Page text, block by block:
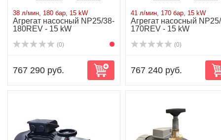
38 л/мин, 180 бар, 15 kW
Агрегат насосный NP25/38-
180REV - 15 kW
(0)
767 290 руб.
41 л/мин, 170 бар, 15 kW
Агрегат насосный
170REV - 15 kW
(0)
767 240 руб.